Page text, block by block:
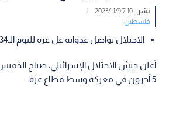
نشر :7:10 2023/11/9
|
فلسطين
الاحتلال يواصل عدوانه عل غزة لليوم الـ34 على التوالي
أعلن جيش الاحتلال الإسرائيلي، صباح
5 آخرون في معركة وسط قطاع غزة.